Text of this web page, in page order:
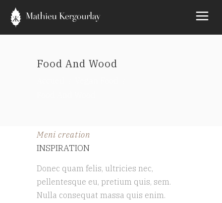
Food And Wood
Meni creation
INSPIRATION
Donec quam felis, ultricies nec,
pellentesque eu, pretium quis, sem.
Nulla consequat massa quis enim.